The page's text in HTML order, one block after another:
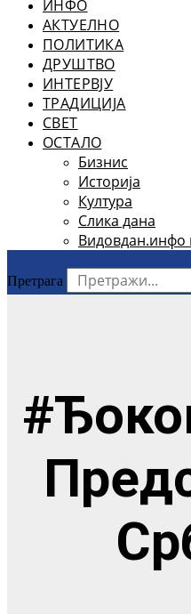
ИНФО
АКТУЕЛНО
ПОЛИТИКА
ДРУШТВО
ИНТЕРВЈУ
ТРАДИЦИЈА
СВЕТ
ОСТАЛО
Бизнис
Историја
Култура
Слика дана
Видовдан.инфо
Претрага